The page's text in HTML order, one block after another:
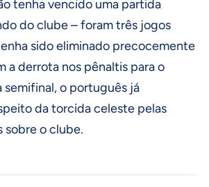
tenha vencido uma partida
do clube – foram três jogos
sido eliminado precocemente
a derrota nos pênaltis para o
semifinal, o português já
da torcida celeste pelas
sobre o clube.